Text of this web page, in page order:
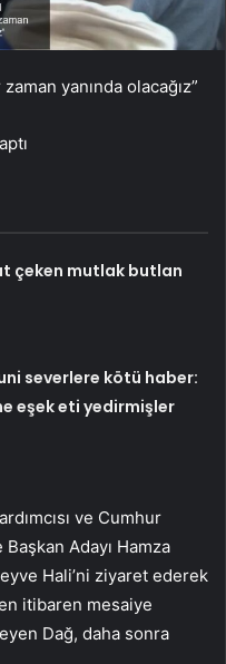
yanında olacağız”
çeken mutlak butlan
severlere kötü haber:
eşek eti yedirmişler
ve Cumhur
Adayı Hamza
Hali’ni ziyaret ederek
itibaren mesaiye
Dağ, daha sonra